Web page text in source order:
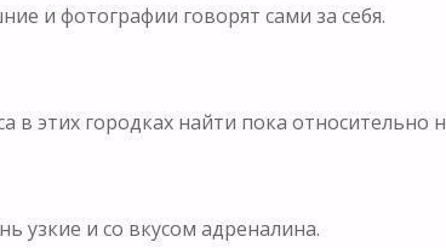
и фотографии говорят сами за себя.
в этих городках найти пока относительно
узкие и со вкусом адреналина.